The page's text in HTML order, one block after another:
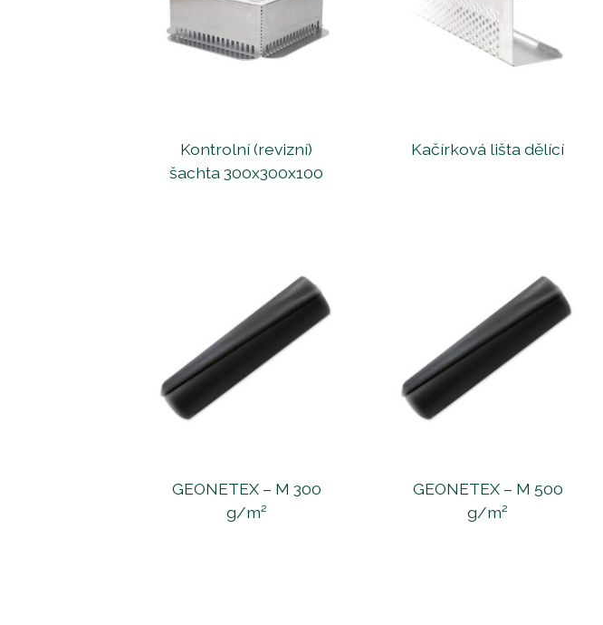
Kontrolní (revizní)
šachta 300x300x100
Kačírková lišta dělící
GEONETEX – M 300
g/m²
GEONETEX – M 500
g/m²